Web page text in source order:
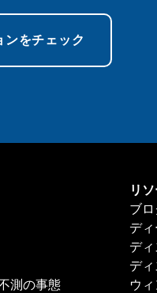
ンをチェック
測の事態
リ
ブ
デ
デ
デ
ウ